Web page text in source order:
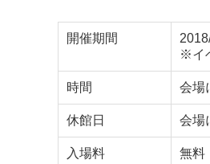
開催期間
※イ
時間 会場
休館日 会場
入場料 無料